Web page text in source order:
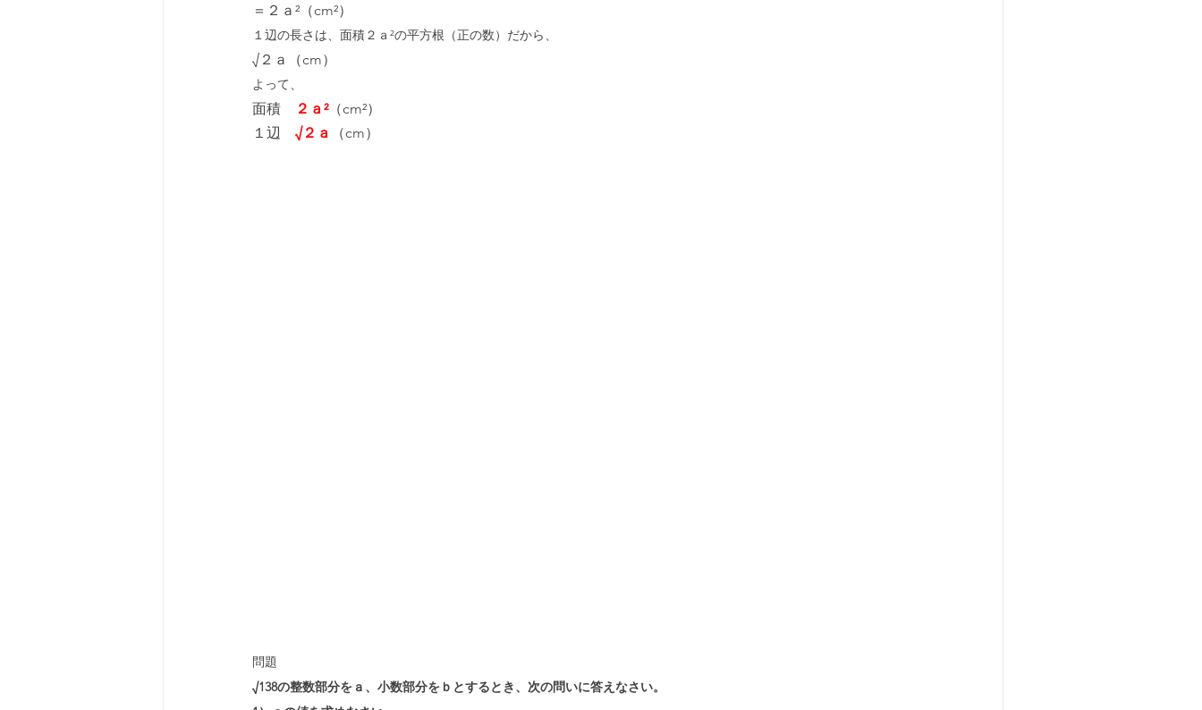
＝２ａ²（cm²）
１辺の長さは、面積２ａ²の平方根（正の数）だから、
√２ａ（cm）
よって、
面積 ２ａ²（cm²）
１辺 √２ａ （cm）
問題
√138の整数部分をａ、小数部分をｂとするとき、次の問いに答えなさい。